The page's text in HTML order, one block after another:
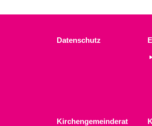
Datenschutz
Kirchengemeinderat